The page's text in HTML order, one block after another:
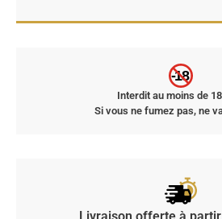
-18
Interdit au moins de
Si vous ne fumez pas, ne